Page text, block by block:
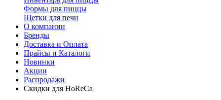
Формы для пиццы
Щетки для печи
О компании
Бренды
Доставка и Оплата
Прайсы и Каталоги
Новинки
Акции
Распродажи
Скидки для HoReCa